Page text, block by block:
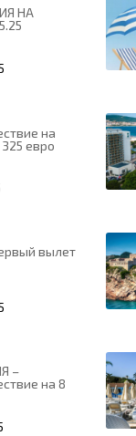
НА
на
евро
вылет
–
на 8